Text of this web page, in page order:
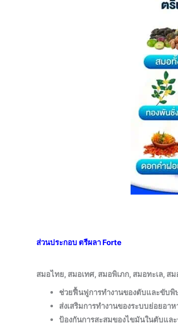
ส่วนประกอบ ตรีผลา Forte
สมอไทย, สมอเทศ, สมอพิเภก, สมอทะเล, สม
ช่วยฟื้นฟูการทำงานของตับและขับพิ
ส่งเสริมการทำงานของระบบย่อยอาห
ป้องกันการสะสมของไขมันในตับแล